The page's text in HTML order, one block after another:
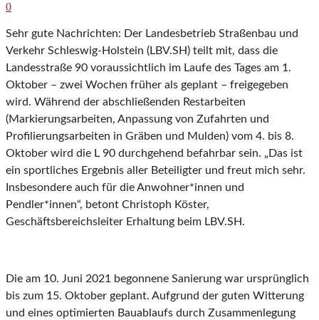
0
Sehr gute Nachrichten: Der Landesbetrieb Straßenbau und
Verkehr Schleswig-Holstein (LBV.SH) teilt mit, dass die
Landesstraße 90 voraussichtlich im Laufe des Tages am 1.
Oktober – zwei Wochen früher als geplant – freigegeben
wird. Während der abschließenden Restarbeiten
(Markierungsarbeiten, Anpassung von Zufahrten und
Profilierungsarbeiten in Gräben und Mulden) vom 4. bis 8.
Oktober wird die L 90 durchgehend befahrbar sein. „Das ist
ein sportliches Ergebnis aller Beteiligter und freut mich sehr.
Insbesondere auch für die Anwohner*innen und
Pendler*innen“, betont Christoph Köster,
Geschäftsbereichsleiter Erhaltung beim LBV.SH.
Die am 10. Juni 2021 begonnene Sanierung war ursprünglich
bis zum 15. Oktober geplant. Aufgrund der guten Witterung
und eines optimierten Bauablaufs durch Zusammenlegung